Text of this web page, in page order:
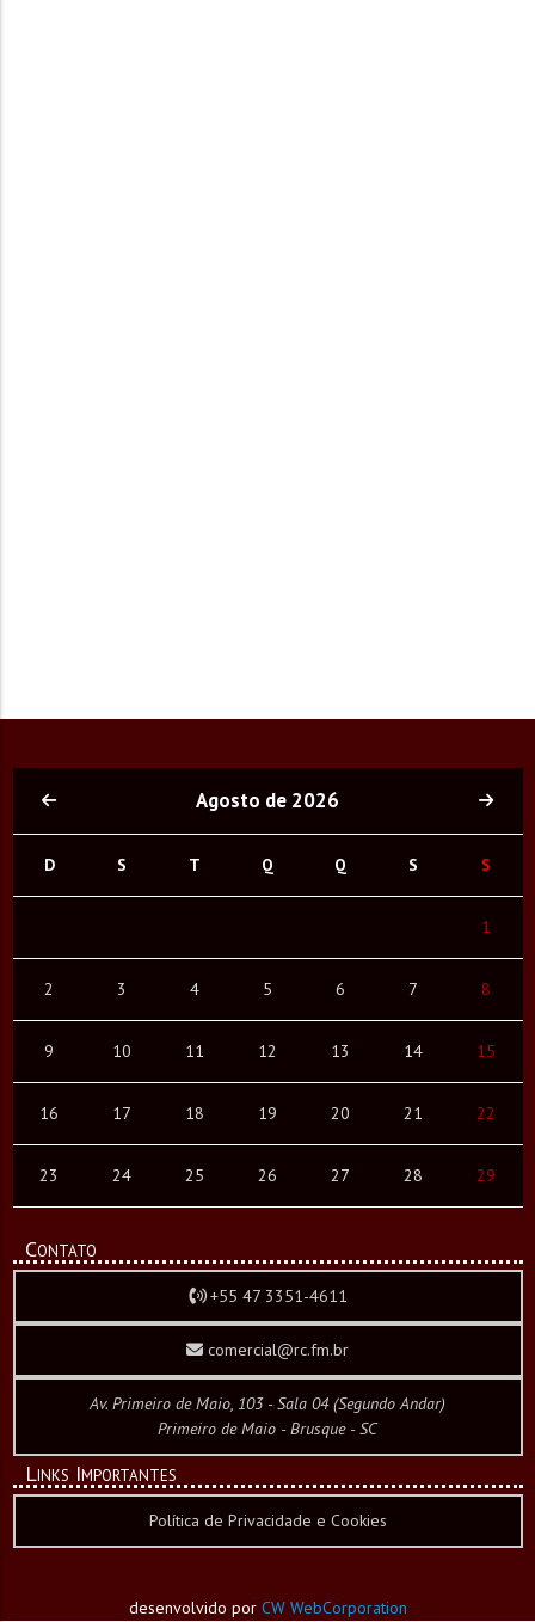
Agosto de 2026
D S T Q Q S S
1
2 3 4 5 6 7 8
9 10 11 12 13 14 15
16 17 18 19 20 21 22
23 24 25 26 27 28 29
Contato
+55 47 3351-4611
comercial@rc.fm.br
Av. Primeiro de Maio, 103 - Sala 04 (Segundo Andar)
Primeiro de Maio - Brusque - SC
Links Importantes
Política de Privacidade e Cookies
desenvolvido por CW WebCorporation